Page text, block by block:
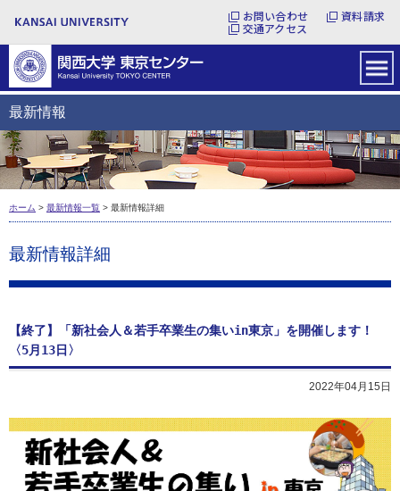
お問い合わせ
資料請求
交通アクセス
最新情報
ホーム > 最新情報一覧 > 最新情報詳細
最新情報詳細
【終了】「新社会人＆若手卒業生の集いin東京」を開催します！
〈5月13日〉
2022年04月15日